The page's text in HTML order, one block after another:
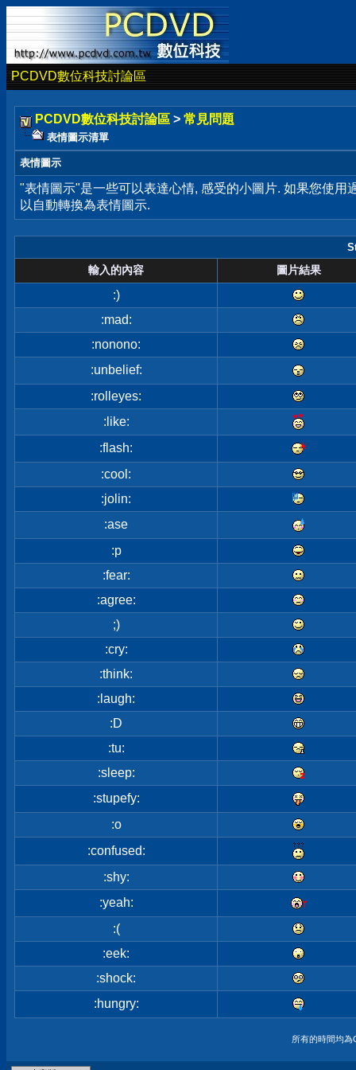
PCDVD數位科技討論區
PCDVD數位科技討論區 > 常見問題
表情圖示清單
表情圖示
"表情圖示"是一些可以表達心情, 感受的小圖片. 如果您使
以自動轉換為表情圖示.
輸入的內容 圖片結果
:)
:mad:
:nonono:
:unbelief:
:rolleyes:
:like:
:flash:
:cool:
:jolin:
:ase
:p
:fear:
:agree:
;)
:cry:
:think:
:laugh:
:D
:tu:
:sleep:
:stupefy:
:o
:confused:
:shy:
:yeah:
:(
:eek:
:shock:
:hungry:
所有的時間均為